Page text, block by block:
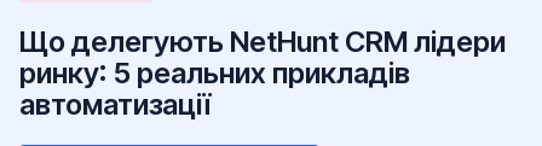
Що делегують NetHunt CRM лідери
ринку: 5 реальних прикладів
автоматизації